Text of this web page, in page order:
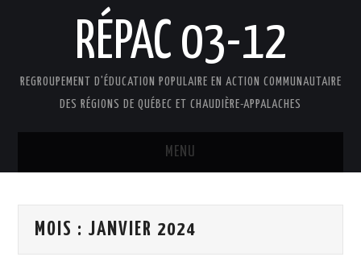
RÉPAC 03-12
REGROUPEMENT D'ÉDUCATION POPULAIRE EN ACTION COMMUNAUTAIRE
DES RÉGIONS DE QUÉBEC ET CHAUDIÈRE-APPALACHES
MENU
PRÉSENTATION
MOIS : JANVIER 2024